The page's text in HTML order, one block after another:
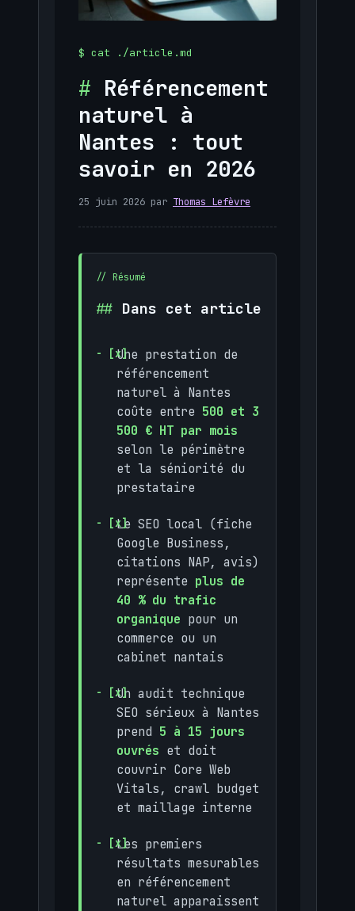
Référencement
naturel à
Nantes : tout
savoir en 2026
25 juin 2026 par Thomas Lefèvre
Dans cet article
Une prestation de
référencement
naturel à Nantes
coûte entre 500 et 3
500 € HT par mois
selon le périmètre
et la séniorité du
prestataire
Le SEO local (fiche
Google Business,
citations NAP, avis)
représente plus de
40 % du trafic
organique pour un
commerce ou un
cabinet nantais
Un audit technique
SEO sérieux à Nantes
prend 5 à 15 jours
ouvrés et doit
couvrir Core Web
Vitals, crawl budget
et maillage interne
Les premiers
résultats mesurables
en référencement
naturel apparaissent